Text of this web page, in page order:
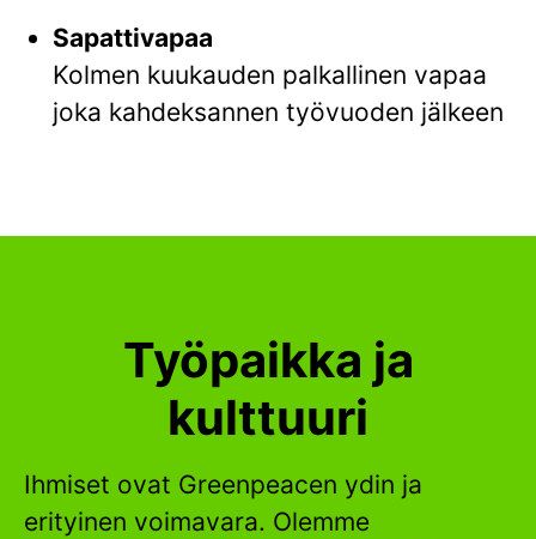
Sapattivapaa
Kolmen kuukauden palkallinen vapaa
joka kahdeksannen työvuoden jälkeen
Työpaikka ja
kulttuuri
Ihmiset ovat Greenpeacen ydin ja
erityinen voimavara. Olemme